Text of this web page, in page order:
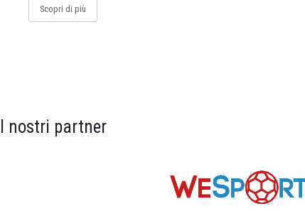
Scopri di più
I nostri partner